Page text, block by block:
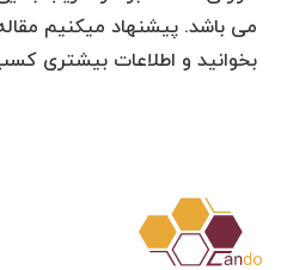
می باشد. پیشنهاد میکنیم
بخوانید و اطلاعات بیشتری